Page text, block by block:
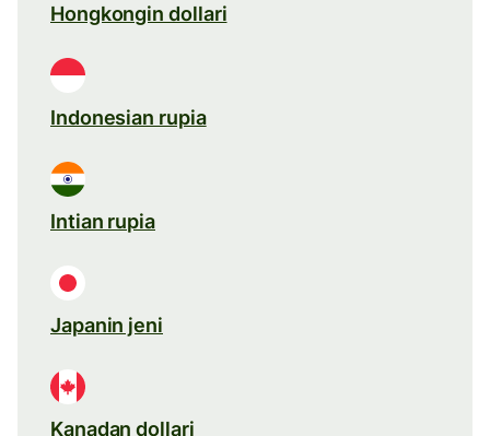
Hongkongin dollari
Indonesian rupia
Intian rupia
Japanin jeni
Kanadan dollari